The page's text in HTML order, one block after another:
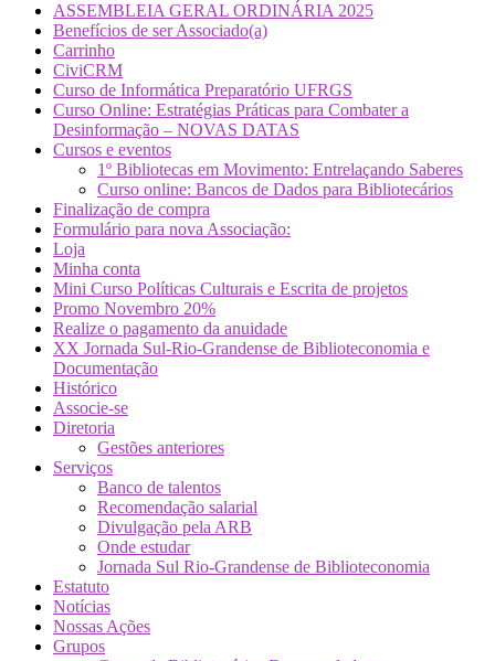
ASSEMBLEIA GERAL ORDINÁRIA 2025
Benefícios de ser Associado(a)
Carrinho
CiviCRM
Curso de Informática Preparatório UFRGS
Curso Online: Estratégias Práticas para Combater a
Desinformação – NOVAS DATAS
Cursos e eventos
1º Bibliotecas em Movimento: Entrelaçando Saberes
Curso online: Bancos de Dados para Bibliotecários
Finalização de compra
Formulário para nova Associação:
Loja
Minha conta
Mini Curso Políticas Culturais e Escrita de projetos
Promo Novembro 20%
Realize o pagamento da anuidade
XX Jornada Sul-Rio-Grandense de Biblioteconomia e
Documentação
Histórico
Associe-se
Diretoria
Gestões anteriores
Serviços
Banco de talentos
Recomendação salarial
Divulgação pela ARB
Onde estudar
Jornada Sul Rio-Grandense de Biblioteconomia
Estatuto
Notícias
Nossas Ações
Grupos